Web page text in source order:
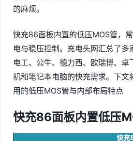
的麻烦。
快充86面板内置的低压MOS管，
电与稳压控制。充电头网汇总了
电工、公牛、德力西、欧瑞博、
机和笔记本电脑的快充需求。 下文
用的低压MOS管与内部布局特点
快充86面板内置低压